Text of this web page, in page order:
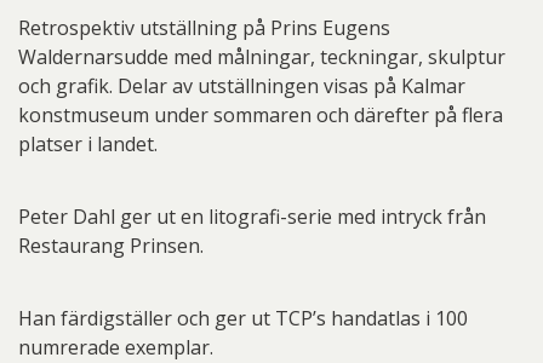
Retrospektiv utställning på Prins Eugens
Waldernarsudde med målningar, teckningar, skulptur
och grafik. Delar av utställningen visas på Kalmar
konstmuseum under sommaren och därefter på flera
platser i landet.
Peter Dahl ger ut en litografi-serie med intryck från
Restaurang Prinsen.
Han färdigställer och ger ut TCP’s handatlas i 100
numrerade exemplar.